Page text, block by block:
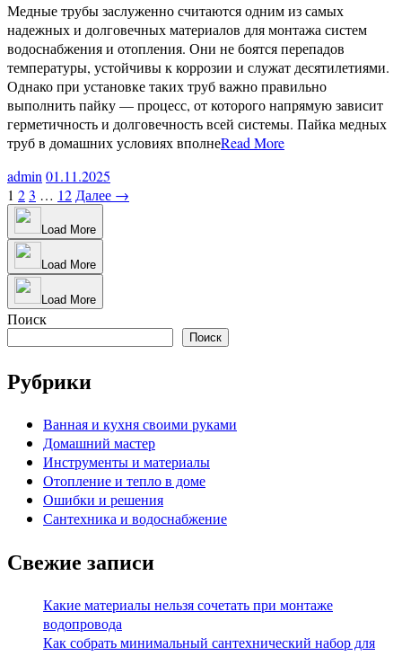
Медные трубы заслуженно считаются одним из самых
надежных и долговечных материалов для монтажа систем
водоснабжения и отопления. Они не боятся перепадов
температуры, устойчивы к коррозии и служат десятилетиями.
Однако при установке таких труб важно правильно
выполнить пайку — процесс, от которого напрямую зависит
герметичность и долговечность всей системы. Пайка медных
труб в домашних условиях вполнеRead More
admin 01.11.2025
1 23 … 12 Далее →
Load More
Load More
Load More
Поиск
Поиск
Рубрики
Ванная и кухня своими руками
Домашний мастер
Инструменты и материалы
Отопление и тепло в доме
Ошибки и решения
Сантехника и водоснабжение
Свежие записи
Какие материалы нельзя сочетать при монтаже
водопровода
Как собрать минимальный сантехнический набор для